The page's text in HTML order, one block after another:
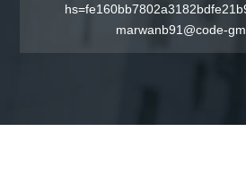
marwanb91@code-